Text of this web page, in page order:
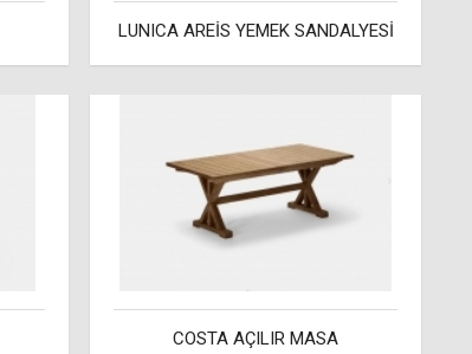
LUNICA AREİS YEMEK SANDALYESİ
COSTA AÇILIR MASA